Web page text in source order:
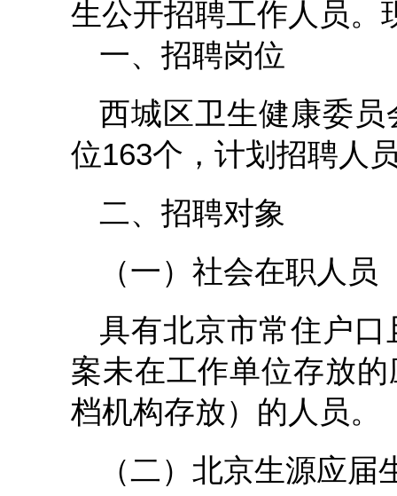
生公开招聘工作人员。
一、招聘岗位
西城区卫生健康委
位163个，计划招聘人
二、招聘对象
（一）社会在职人员
具有北京市常住户
案未在工作单位存放
档机构存放）的人员。
（二）北京生源应届